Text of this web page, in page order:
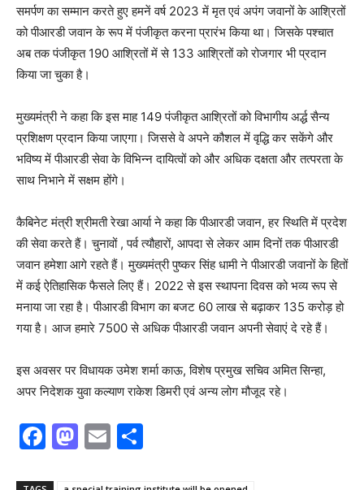
समर्पण का सम्मान करते हुए हमनें वर्ष 2023 में मृत एवं अपंग जवानों के आश्रितों
को पीआरडी जवान के रूप में पंजीकृत करना प्रारंभ किया था। जिसके पश्चात
अब तक पंजीकृत 190 आश्रितों में से 133 आश्रितों को रोजगार भी प्रदान
किया जा चुका है।
मुख्यमंत्री ने कहा कि इस माह 149 पंजीकृत आश्रितों को विभागीय अर्द्ध सैन्य
प्रशिक्षण प्रदान किया जाएगा। जिससे वे अपने कौशल में वृद्धि कर सकेंगे और
भविष्य में पीआरडी सेवा के विभिन्न दायित्वों को और अधिक दक्षता और तत्परता के
साथ निभाने में सक्षम होंगे।
कैबिनेट मंत्री श्रीमती रेखा आर्या ने कहा कि पीआरडी जवान, हर स्थिति में प्रदेश
की सेवा करते हैं। चुनावों , पर्व त्यौहारों, आपदा से लेकर आम दिनों तक पीआरडी
जवान हमेशा आगे रहते हैं। मुख्यमंत्री पुष्कर सिंह धामी ने पीआरडी जवानों के हितों
में कई ऐतिहासिक फैसले लिए हैं। 2022 से इस स्थापना दिवस को भव्य रूप से
मनाया जा रहा है। पीआरडी विभाग का बजट 60 लाख से बढ़ाकर 135 करोड़ हो
गया है। आज हमारे 7500 से अधिक पीआरडी जवान अपनी सेवाएं दे रहे हैं।
इस अवसर पर विधायक उमेश शर्मा काऊ, विशेष प्रमुख सचिव अमित सिन्हा,
अपर निदेशक युवा कल्याण राकेश डिमरी एवं अन्य लोग मौजूद रहे।
F
M E